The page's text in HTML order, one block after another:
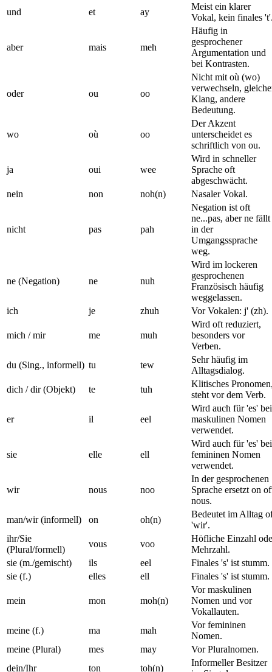
und
et ay
Meist ein klarer
Vokal, kein finales
aber mais meh
Häufig in
gesprochener
Argumentation und
bei Kontrasten.
oder ou oo
Nicht mit où (wo)
verwechseln,
Klang, andere
Bedeutung.
wo où oo
Der Akzent
unterscheidet es
schriftlich von ou.
ja oui wee
Wird in schneller
Sprache oft
abgeschwächt.
nein
non noh(n) Nasaler Vokal.
nicht pas pah
Negation ist oft
ne...pas, aber ne fällt
in der
Umgangssprache
weg.
ne (Negation) ne nuh
Wird im lockeren
gesprochenen
Französisch häufig
weggelassen.
ich
je zhuh Vor Vokalen: j' (zh).
mich / mir me muh
Wird oft reduziert,
besonders vor
Verben.
du (Sing., informell) tu tew
Sehr häufig im
Alltagsdialog.
dich / dir (Objekt)
te tuh
Klitisches
steht vor dem Verb.
er il eel
Wird auch für 'es' bei
maskulinen Nomen
verwendet.
sie elle ell
Wird auch für 'es' bei
femininen Nomen
verwendet.
wir nous noo
In der gesprochenen
Sprache ersetzt on
nous.
man/wir (informell)
on oh(n)
Bedeutet im Alltag
'wir'.
ihr/Sie
(Plural/formell)
vous voo
Höfliche Einzahl
Mehrzahl.
sie (m./gemischt)
ils eel
Finales 's' ist stumm.
sie (f.)
elles ell Finales 's' ist stumm.
mein mon moh(n)
Vor maskulinen
Nomen und vor
Vokallauten.
meine (f.)
ma mah
Vor femininen
Nomen.
meine (Plural)
mes may
Vor Pluralnomen.
dein/Ihr
ton toh(n)
Informeller Besitzer